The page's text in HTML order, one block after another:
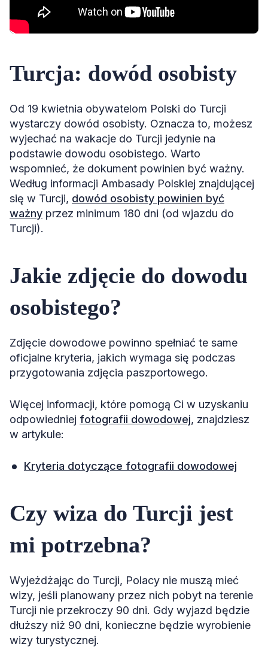
Turcja: dowód osobisty
Od 19 kwietnia obywatelom Polski do Turcji
wystarczy dowód osobisty. Oznacza to, możesz
wyjechać na wakacje do Turcji jedynie na
podstawie dowodu osobistego. Warto
wspomnieć, że dokument powinien być ważny.
Według informacji Ambasady Polskiej znajdującej
się w Turcji, dowód osobisty powinien być
ważny przez minimum 180 dni (od wjazdu do
Turcji).
Jakie zdjęcie do dowodu
osobistego?
Zdjęcie dowodowe powinno spełniać te same
oficjalne kryteria, jakich wymaga się podczas
przygotowania zdjęcia paszportowego.
Więcej informacji, które pomogą Ci w uzyskaniu
odpowiedniej fotografii dowodowej, znajdziesz
w artykule:
Kryteria dotyczące fotografii dowodowej
Czy wiza do Turcji jest
mi potrzebna?
Wyjeżdżając do Turcji, Polacy nie muszą mieć
wizy, jeśli planowany przez nich pobyt na terenie
Turcji nie przekroczy 90 dni. Gdy wyjazd będzie
dłuższy niż 90 dni, konieczne będzie wyrobienie
wizy turystycznej.